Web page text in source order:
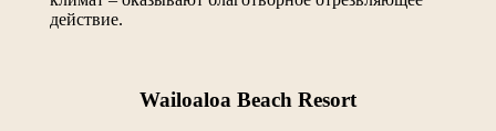
действие.
Wailoaloa Beach Resort